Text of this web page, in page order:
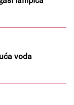
voda